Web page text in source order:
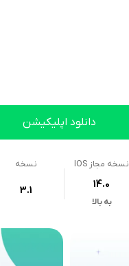
دانلود اپلیکیشن
نسخه مجاز IOS
14.0
به بالا
نسخه
3.1